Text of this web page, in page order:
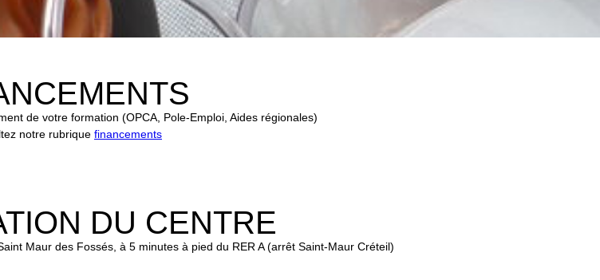
de votre formation (OPCA, Pole-Emploi, Aides régionales)
notre rubrique financements
DU CENTRE
Maur des Fossés, à 5 minutes à pied du RER A (arrêt Saint-Maur Créteil)